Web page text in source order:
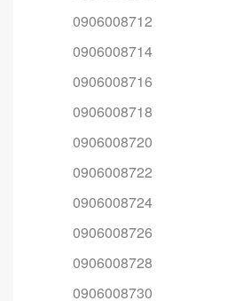
0906008712
0906008714
0906008716
0906008718
0906008720
0906008722
0906008724
0906008726
0906008728
0906008730